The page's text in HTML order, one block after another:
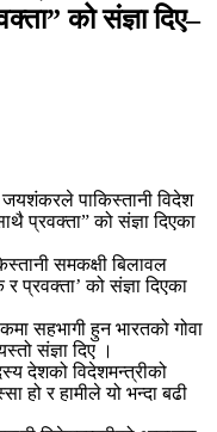
को संज्ञा दिए–
जयशंकरले पाकिस्तानी विदेश
प्रवक्ता” को संज्ञा दिएका
समकक्षी बिलावल
प्रवक्ता’ को संज्ञा दिएका
सहभागी हुन भारतको गोवा
संज्ञा दिए ।
देशको विदेशमन्त्रीको
हो र हामीले यो भन्दा बढी